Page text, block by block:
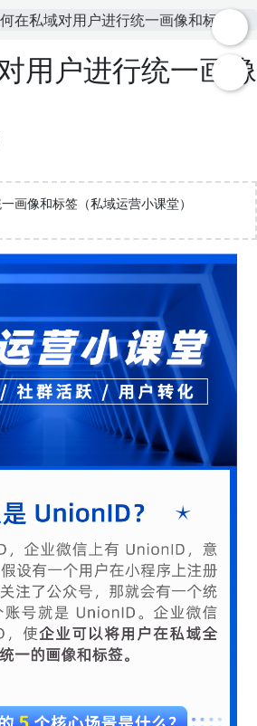
在私域对用户进行统一画像和标签
用户进行统一画像
画像和标签（私域运营小课堂）